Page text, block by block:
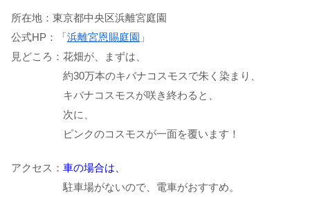
所在地：東京都中央区浜離宮庭園
公式HP：「浜離宮恩賜庭園 」
見どころ：花畑が、まずは、
約30万本のキバナコスモスで朱く染まり、
キバナコスモスが咲き終わると、
次に、
ピンクのコスモスが一面を覆います！
アクセス： 車の場合は、
駐車場がないので、電車がおすすめ。